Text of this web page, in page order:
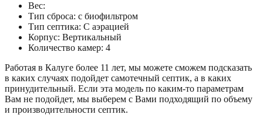
Вес:
Тип сброса: с биофильтром
Тип септика: С аэрацией
Корпус: Вертикальный
Количество камер: 4
Работая в Калуге более 11 лет, мы можете сможем подсказать
в каких случаях подойдет самотечный септик, а в каких
принудительный. Если эта модель по каким-то параметрам
Вам не подойдет, мы выберем с Вами подходящий по объему
и производительности септик.